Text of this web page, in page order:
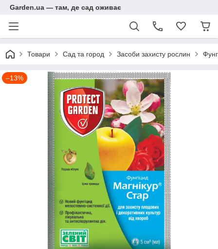
Garden.ua — там, де сад оживає
Товари Сад та город Засоби захисту рослин
–13%